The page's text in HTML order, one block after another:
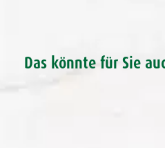
Das könnte für Sie